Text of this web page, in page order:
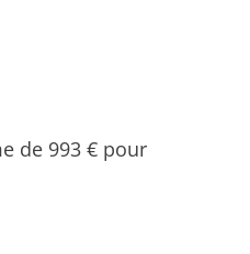
de 993 € pour